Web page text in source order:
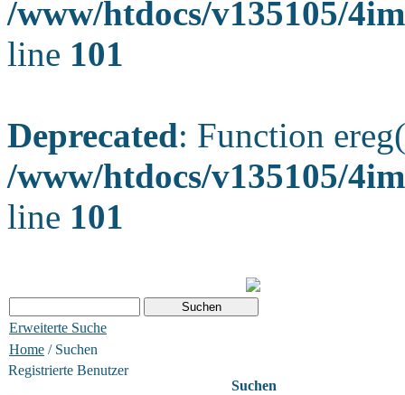
/www/htdocs/v135105/
line 101
Deprecated: Function
/www/htdocs/v135105/
line 101
Erweiterte Suche
Home / Suchen
Registrierte Benutzer
Suchen